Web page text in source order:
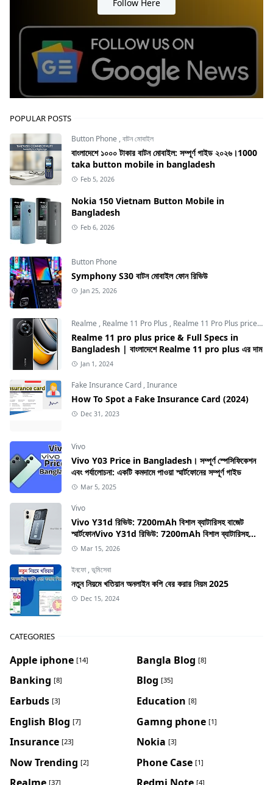
Follow Here
POPULAR POSTS
Button Phone ,বাটন মোবাইল
বাংলাদেশে ১০০০ টাকার বাটন মোবাইল: সম্পূর্ণ গাইড ২০২৬।1000
taka button mobile in bangladesh
Feb 5, 2026
Nokia 150 Vietnam Button Mobile in
Bangladesh
Feb 6, 2026
Button Phone
Symphony S30 বাটন মোবাইল ফোন রিভিউ
Jan 25, 2026
Realme , Realme 11 Pro Plus , Realme 11 Pro Plus price in Bangladesh
Realme 11 pro plus price & Full Specs in
Bangladesh | বাংলাদেশে Realme 11 pro plus এর দাম
Jan 1, 2024
Fake Insurance Card ,Inurance
How To Spot a Fake Insurance Card (2024)
Dec 31, 2023
Vivo
Vivo Y03 Price in Bangladesh। সম্পূর্ণ স্পেসিফিকেশন
এবং পর্যালোচনা: একটি কমদামে পাওয়া স্মার্টফোনের সম্পূর্ণ গাইড
Mar 5, 2025
Vivo
Vivo Y31d রিভিউ: 7200mAh বিশাল ব্যাটারিসহ বাজেট
স্মার্টফোনVivo Y31d রিভিউ: 7200mAh বিশাল ব্যাটারিসহ
বাজেট স্মার্টফোন
Mar 15, 2026
ইনফো,ভূমিসেবা
নতুন নিয়মে খতিয়ান অনলাইন কপি বের করার নিয়ম 2025
Dec 15, 2024
CATEGORIES
Apple iphone [14] Bangla Blog [8]
Banking [8] Blog [35]
Earbuds [3] Education [8]
English Blog [7] Gamng phone [1]
Insurance [23] Nokia [3]
Now Trending [2] Phone Case [1]
[37] [4]